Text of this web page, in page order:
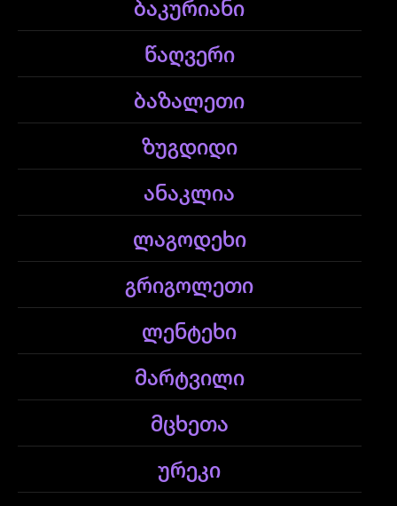
ბაკურიანი
წაღვერი
ბაზალეთი
ზუგდიდი
ანაკლია
ლაგოდეხი
გრიგოლეთი
ლენტეხი
მარტვილი
მცხეთა
ურეკი